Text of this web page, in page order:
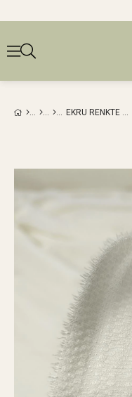
EKRU RENKTE VISKONLU DOKUMAEN: 140 CM